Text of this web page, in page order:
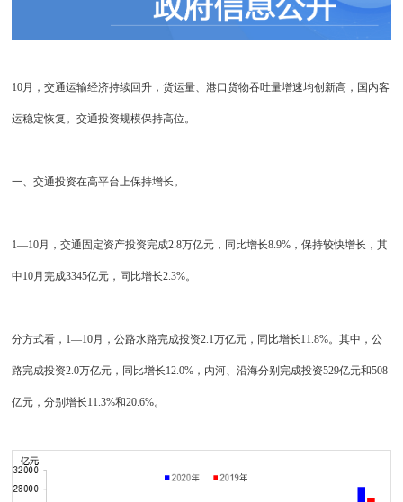
10月，交通运输经济持续回升，货运量、港口货物吞吐量增速均创新高，国内客
运稳定恢复。交通投资规模保持高位。
一、交通投资在高平台上保持增长。
1—10月，交通固定资产投资完成2.8万亿元，同比增长8.9%，保持较快增长，其
中10月完成3345亿元，同比增长2.3%。
分方式看，1—10月，公路水路完成投资2.1万亿元，同比增长11.8%。其中，公
路完成投资2.0万亿元，同比增长12.0%，内河、沿海分别完成投资529亿元和508
亿元，分别增长11.3%和20.6%。